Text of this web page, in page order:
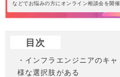
などでお悩みの方にオンライン相談会を開
目次
・インフラエンジニアのキ
様な選択肢がある